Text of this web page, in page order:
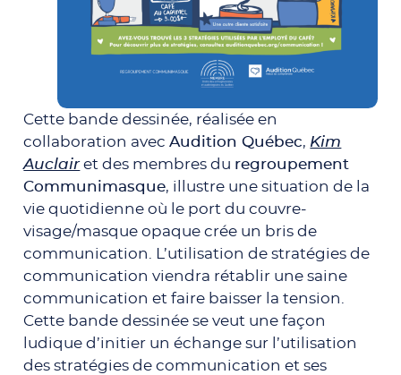
Cette bande dessinée, réalisée en
collaboration avecAudition Québec, Kim
Auclairet des membres du regroupement
Communimasque, illustre une situation de la
vie quotidienne où le port du couvre-
visage/masque opaque crée un bris de
communication. L’utilisation de stratégies de
communication viendra rétablir une saine
communication et faire baisser la tension.
Cette bande dessinée se veut une façon
ludique d’initier un échange sur l’utilisation
des stratégies de communication et ses